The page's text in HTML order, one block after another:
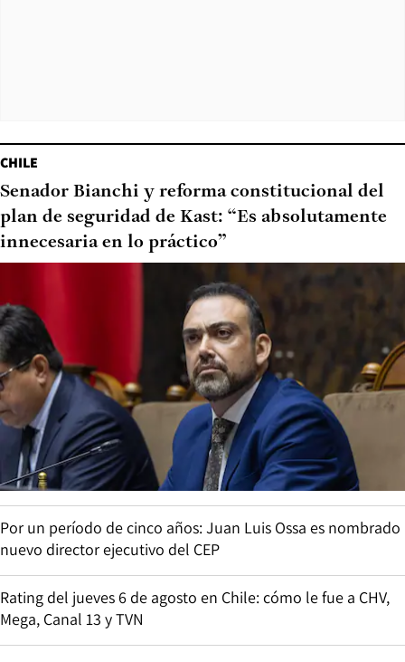
CHILE
Senador Bianchi y reforma constitucional del
plan de seguridad de Kast: “Es absolutamente
innecesaria en lo práctico”
Por un período de cinco años: Juan Luis Ossa es nombrado
nuevo director ejecutivo del CEP
Rating del jueves 6 de agosto en Chile: cómo le fue a CHV,
Mega, Canal 13 y TVN